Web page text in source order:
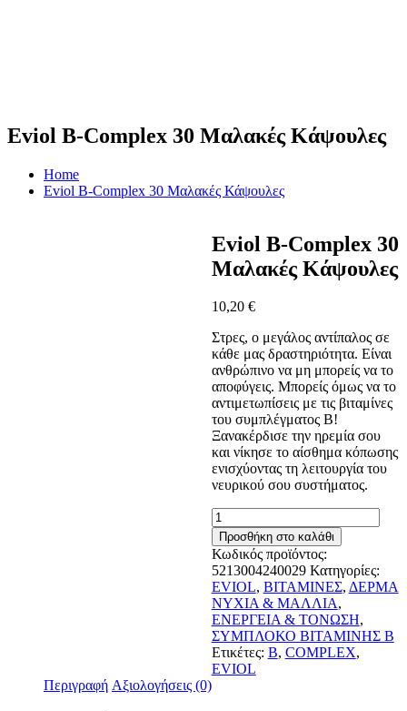
Eviol B-Complex 30 Μαλακές Κάψουλες
Home
Eviol B-Complex 30 Μαλακές Κάψουλες
Eviol B-Complex 30
Μαλακές Κάψουλες
10,20 €
Στρες, ο μεγάλος αντίπαλος σε
κάθε μας δραστηριότητα. Είναι
ανθρώπινο να μη μπορείς να το
αποφύγεις. Μπορείς όμως να το
αντιμετωπίσεις με τις βιταμίνες
του συμπλέγματος B!
Ξανακέρδισε την ηρεμία σου
και νίκησε το αίσθημα κόπωσης
ενισχύοντας τη λειτουργία του
νευρικού σου συστήματος.
Eviol
B-
Complex
30
Μαλακές
Κάψουλες
ποσότητα
Προσθήκη στο καλάθι
Κωδικός προϊόντος:
5213004240029 Κατηγορίες:
EVIOL, ΒΙΤΑΜΙΝΕΣ, ΔΕΡΜΑ
ΝΥΧΙΑ & ΜΑΛΛΙΑ,
ΕΝΕΡΓΕΙΑ & ΤΟΝΩΣΗ,
ΣΥΜΠΛΟΚΟ ΒΙΤΑΜΙΝΗΣ Β
Ετικέτες: B, COMPLEX,
EVIOL
Περιγραφή Αξιολογήσεις (0)